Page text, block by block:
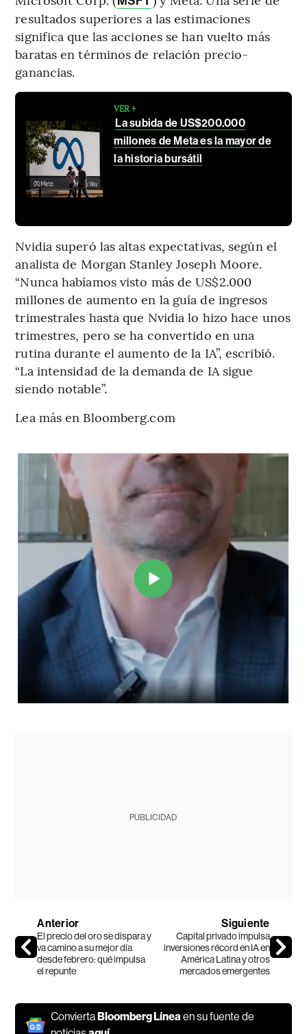
resultados superiores a las estimaciones
significa que las acciones se han vuelto más
baratas en términos de relación precio-
ganancias.
VER +
La subida de US$200.000
millones de Meta es la mayor de
la historia bursátil
Nvidia superó las altas expectativas, según el
analista de Morgan Stanley Joseph Moore.
“Nunca habíamos visto más de US$2.000
millones de aumento en la guía de ingresos
trimestrales hasta que Nvidia lo hizo hace unos
trimestres, pero se ha convertido en una
rutina durante el aumento de la IA”, escribió.
“La intensidad de la demanda de IA sigue
siendo notable”.
Lea más en Bloomberg.com
PUBLICIDAD
Anterior
El precio del oro se dispara y
va camino a su mejor día
desde febrero: qué impulsa
el repunte
Siguiente
Capital privado impulsa
inversiones récord en IA en
América Latina y otros
mercados emergentes
ConviertaBloomberg Líneaen su fuente de